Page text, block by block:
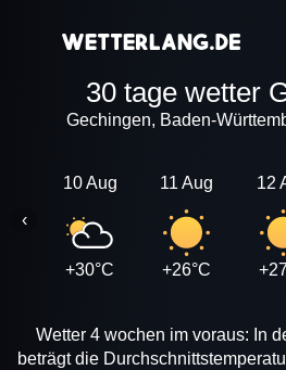
30 tage wetter
Gechingen, Baden-
10 Aug
+30°C
11 Aug
+26°C
12
‹
Wetter 4 wochen im voraus: In
beträgt die